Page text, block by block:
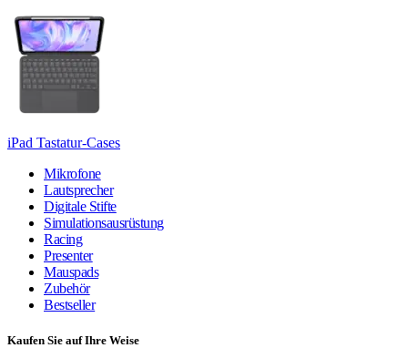
iPad Tastatur-Cases
Mikrofone
Lautsprecher
Digitale Stifte
Simulationsausrüstung
Racing
Presenter
Mauspads
Zubehör
Bestseller
Kaufen Sie auf Ihre Weise